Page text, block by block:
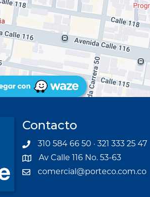
Contacto
310 584 66 50 · 321 333 25 47
Av Calle 116 No. 53-63
comercial@porteco.com.co